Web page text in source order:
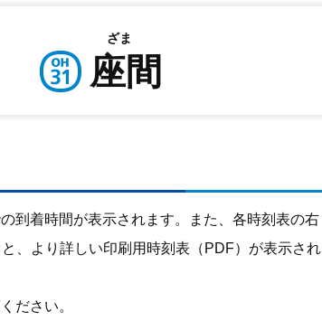
ざま
座間
到着時間が表示されます。また、各時刻表の右
、より詳しい印刷用時刻表（PDF）が表示され
ださい。